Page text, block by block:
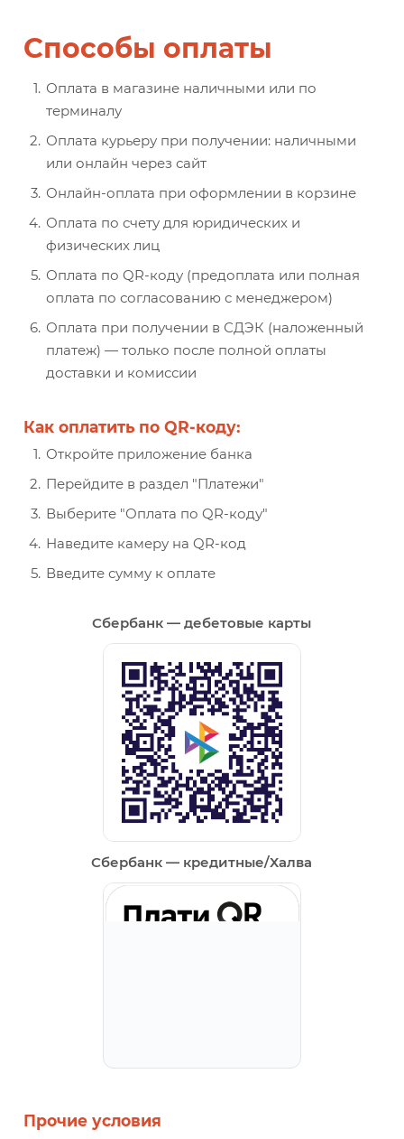
Способы оплаты
Оплата в магазине наличными или по
терминалу
Оплата курьеру при получении: наличными
или онлайн через сайт
Онлайн-оплата при оформлении в корзине
Оплата по счету для юридических и
физических лиц
Оплата по QR-коду (предоплата или полная
оплата по согласованию с менеджером)
Оплата при получении в СДЭК (наложенный
платеж) — только после полной оплаты
доставки и комиссии
Как оплатить по QR-коду:
Откройте приложение банка
Перейдите в раздел "Платежи"
Выберите "Оплата по QR-коду"
Наведите камеру на QR-код
Введите сумму к оплате
Сбербанк — дебетовые карты
Сбербанк — кредитные/Халва
Прочие условия